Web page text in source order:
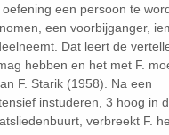
een persoon te
een voorbijganger,
Dat leert de
hebben en het met F.
F. Starik (1958). Na een
instuderen, 3 hoog in
verbreekt F.